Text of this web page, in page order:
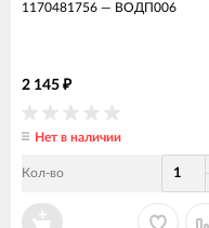
1170481756 — ВОДП006
2 145 ₽
Нет в наличии
Кол-во